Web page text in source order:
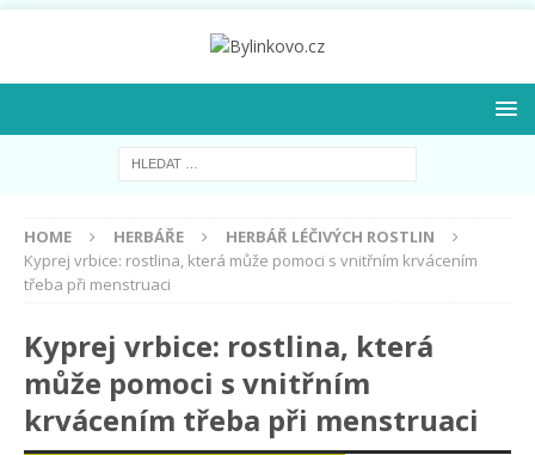
HOME HERBÁŘE
HERBÁŘ LÉČIVÝCH ROSTLIN
Kyprej vrbice: rostlina, která může pomoci s vnitřním krvácením
třeba při menstruaci
Kyprej vrbice: rostlina, která
může pomoci s vnitřním
krvácením třeba při menstruaci